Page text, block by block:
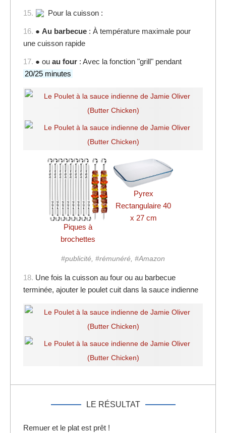
15. Pour la cuisson :
16. ● Au barbecue : À température maximale pour
une cuisson rapide
17. ● ou au four : Avec la fonction "grill" pendant
20/25 minutes
Piques à
brochettes
Pyrex
Rectangulaire 40
x 27 cm
#publicité, #rémunéré, #Amazon
18. Une fois la cuisson au four ou au barbecue
terminée, ajouter le poulet cuit dans la sauce indienne
LE RÉSULTAT
Remuer et le plat est prêt !